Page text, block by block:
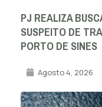
PJ REALIZA
SUSPEITO DE
PORTO DE SINES
Agosto 4, 2026